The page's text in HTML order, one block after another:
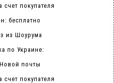
счет покупателя
бесплатно
из Шоурума
по Украине:
почты
счет покупателя